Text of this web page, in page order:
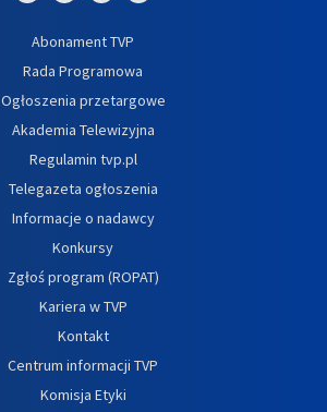
Abonament TVP
Rada Programowa
Ogłoszenia przetargowe
Akademia Telewizyjna
Regulamin tvp.pl
Telegazeta ogłoszenia
Informacje o nadawcy
Konkursy
Zgłoś program (ROPAT)
Kariera w TVP
Kontakt
Centrum informacji TVP
Komisja Etyki